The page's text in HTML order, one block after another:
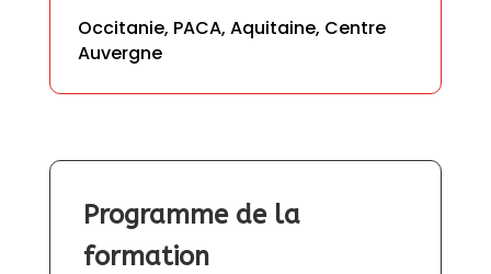
Occitanie, PACA, Aquitaine, Centre
Auvergne
Programme de la
formation